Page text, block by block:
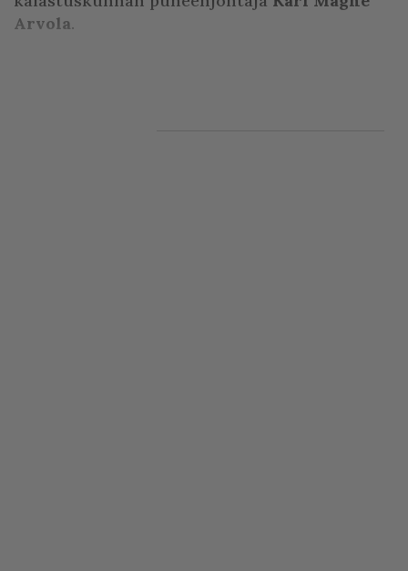
Arvola.